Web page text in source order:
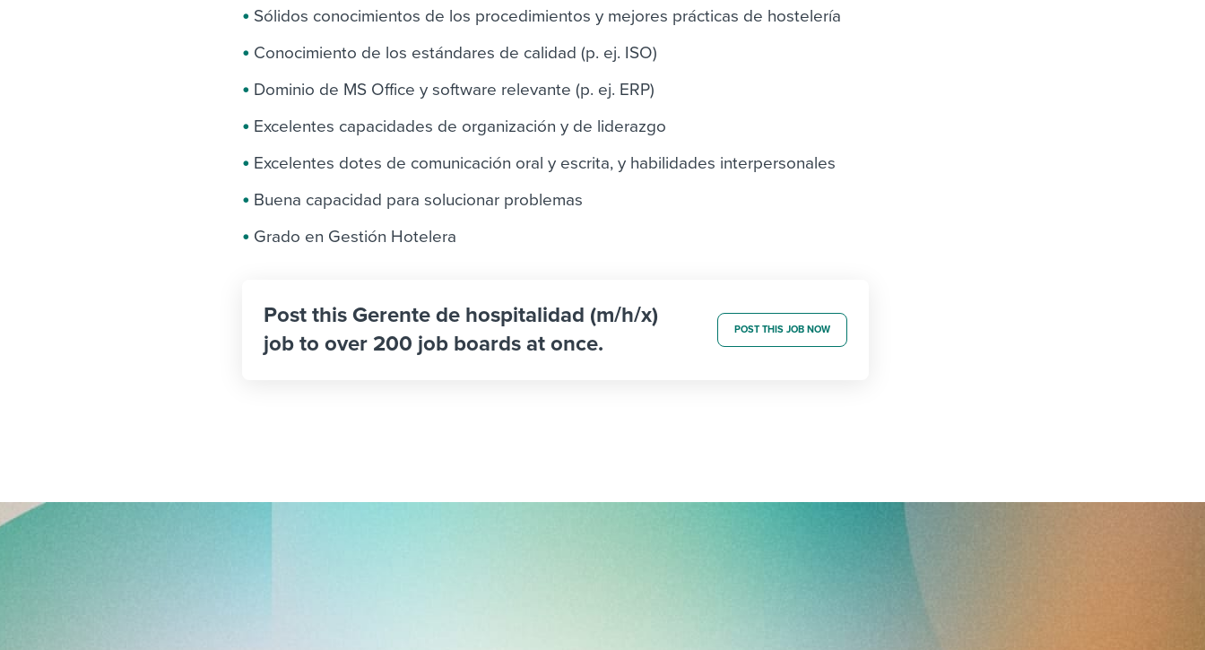
Sólidos conocimientos de los procedimientos y mejores prácticas de hostelería
Conocimiento de los estándares de calidad (p. ej. ISO)
Dominio de MS Office y software relevante (p. ej. ERP)
Excelentes capacidades de organización y de liderazgo
Excelentes dotes de comunicación oral y escrita, y habilidades interpersonales
Buena capacidad para solucionar problemas
Grado en Gestión Hotelera
Post this Gerente de hospitalidad (m/h/x)
job to over 200 job boards at once.
POST THIS JOB NOW